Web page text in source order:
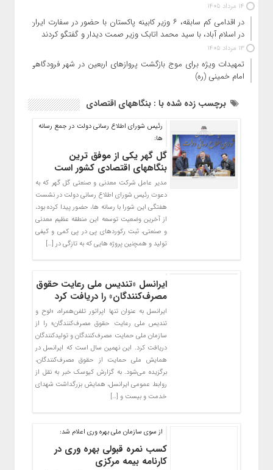
14 مرداد 1405
در اقدامی کم سابقه، ۶ وزیر کابینه پاکستان با حضور در سفارت ایران
در اسلام آباد، با سید محمد اتابک وزیر صمت دیدار و گفتگو کردند
13 مرداد 1405
تمهیدات ویژه برای موج بازگشت پروازهای اربعین در شهر فرودگاهی
امام خمینی (ره)
برچسب زده شده با : بنگاههای اقتصادی
رئیس شورای اطلاع رسانی دولت در جمع رسانه
ها:
گل گهر یکی از موفق ترین
بنگاههای اقتصادی کشور است
مدیر عامل شرکت معدنی و صنعتی گل گهر که به
دعوت رئیس شورای اطلاع رسانی دولت در نشست
هفتگی این شورا با رسانه ها، حضور پیدا کرده بود،
از آخرین وضعیت توسعه این منطقه عظیم معدنی
و صنعتی، ثبت رکوردهای پی در پی کمی و کیفی
تولید و همچنین پروژه هایی که به تازگی در […]
ایرانسل «تندیس ملی رعایت حقوق
مصرف‌کنندگان» را دریافت کرد
ایرانسل به عنوان تنها اپراتور تلفن‌همراه، «لوح و
تندیس ملی رعایت حقوق مصرف‌کنندگان» را از
سازمان ملی حمایت مصرف‌کنندگان و تولیدکنندگان
دریافت کرد. این نهمین سال است که ایرانسل در
همایش ملی حمایت از حقوق مصرف‌کنندگان،
برگزیده می‌شود. به گزارش کیوسک خبر به نقل از
روابط عمومی ایرانسل، همایش بزرگداشت شهدای
خدمت و بیست و […]
از سوی سازمان ملی بهره وری اعلام شد:
کسب نمره قبولی بهره وری در
کارنامه بیمه مرکزی